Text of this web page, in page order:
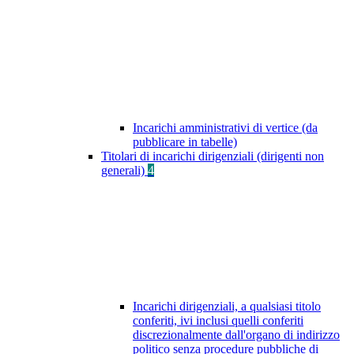
Incarichi amministrativi di vertice (da
pubblicare in tabelle)
Titolari di incarichi dirigenziali (dirigenti non
generali) 4
Incarichi dirigenziali, a qualsiasi titolo
conferiti, ivi inclusi quelli conferiti
discrezionalmente dall'organo di indirizzo
politico senza procedure pubbliche di